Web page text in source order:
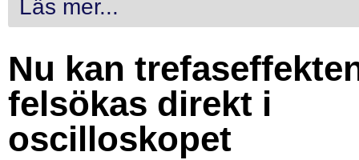
Läs mer...
Nu kan
felsökas direkt i
oscilloskopet